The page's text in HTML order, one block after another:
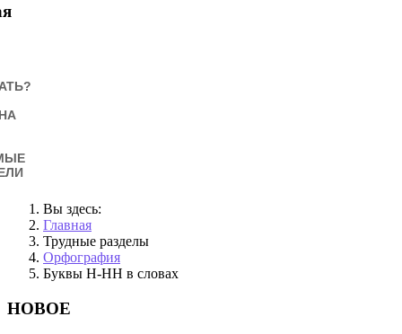
Вы здесь:
Главная
Трудные разделы
Орфография
Буквы Н-НН в словах
НОВОЕ